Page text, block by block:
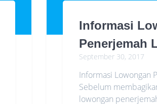
Informasi
Penerjemah
September 30, 2017
Informasi Lowongan
Sebelum
lowongan